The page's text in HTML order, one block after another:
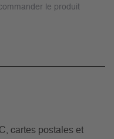
le produit
cartes postales et